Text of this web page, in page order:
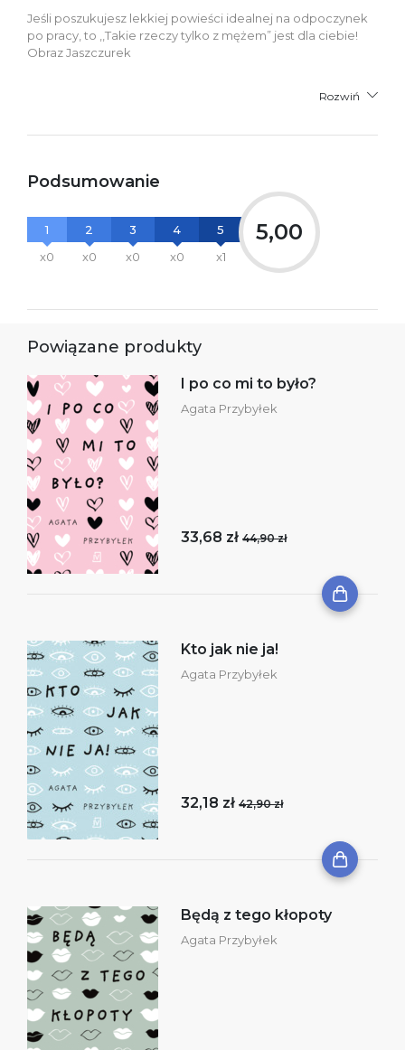
Jeśli poszukujesz lekkiej powieści idealnej na odpoczynek
po pracy, to ,,Takie rzeczy tylko z mężem” jest dla ciebie!
Obraz Jaszczurek
Rozwiń
Podsumowanie
1
x0
2
x0
3
x0
4
x0
5
x1
5,00
Powiązane produkty
I po co mi to było?
Agata Przybyłek
33,68 zł 44,90 zł
Kto jak nie ja!
Agata Przybyłek
32,18 zł 42,90 zł
Będą z tego kłopoty
Agata Przybyłek